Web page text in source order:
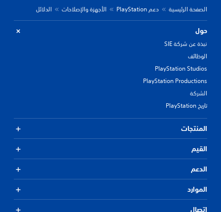
الصفحة الرئيسية دعم PlayStation الأجهزة والإصلاحات الدلائل
حول
نبذة عن شركة SIE
الوظائف
PlayStation Studios
PlayStation Productions
الشركة
تاريخ PlayStation
المنتجات
القيم
الدعم
الموارد
اتصال